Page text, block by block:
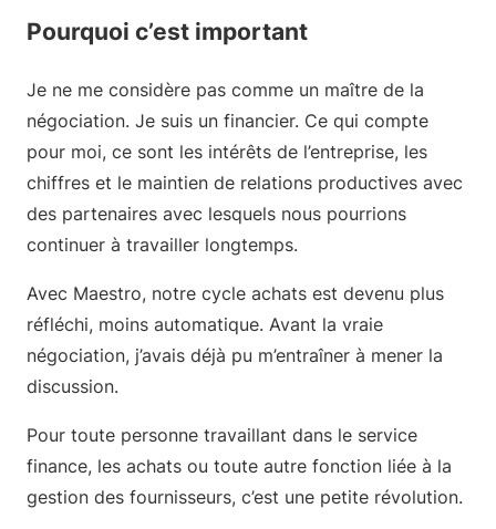
Pourquoi c’est important
Je ne me considère pas comme un maître de la
négociation. Je suis un financier. Ce qui compte
pour moi, ce sont les intérêts de l’entreprise, les
chiffres et le maintien de relations productives avec
des partenaires avec lesquels nous pourrions
continuer à travailler longtemps.
Avec Maestro, notre cycle achats est devenu plus
réfléchi, moins automatique. Avant la vraie
négociation, j’avais déjà pu m’entraîner à mener la
discussion.
Pour toute personne travaillant dans le service
finance, les achats ou toute autre fonction liée à la
gestion des fournisseurs, c’est une petite révolution.